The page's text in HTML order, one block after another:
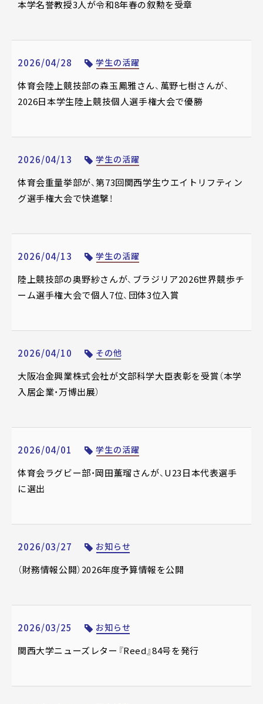
本学名誉教授3人が令和8年春の叙勲を受章
2026/04/28 学生の活躍
体育会陸上競技部の森玉鳳雅さん、萬野七樹さんが、
2026日本学生陸上競技個人選手権大会で優勝
2026/04/13 学生の活躍
体育会重量挙部が、第73回関西学生ウエイトリフティン
グ選手権大会で快進撃！
2026/04/13 学生の活躍
陸上競技部の奥野紗さんが、ブラジリア2026世界競歩チ
ーム選手権大会で個人7位、団体3位入賞
2026/04/10 その他
大阪冶金興業株式会社が文部科学大臣表彰を受賞（本学
入居企業・万博出展）
2026/04/01 学生の活躍
体育会ラグビー部・岡田薫瑠さんが、U23日本代表選手
に選出
2026/03/27 お知らせ
（財務情報公開）2026年度予算情報を公開
2026/03/25 お知らせ
関西大学ニューズレター『Reed』84号を発行